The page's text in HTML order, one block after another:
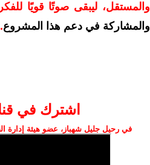
والمستقل، ليبقى صوتًا قويًا
والمشاركة في دعم هذا المشروع.
اشترك في
في رحيل جليل شهباز، عضو هيئة إدارة